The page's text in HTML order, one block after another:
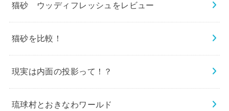
猫砂 ウッディフレッシュをレビュー
猫砂を比較！
現実は内面の投影って！？
琉球村とおきなわワールド